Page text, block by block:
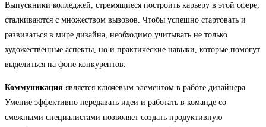
Выпускники колледжей, стремящиеся построить карьеру в этой сфере,
сталкиваются с множеством вызовов. Чтобы успешно стартовать и
развиваться в мире дизайна, необходимо учитывать не только
художественные аспекты, но и практические навыки, которые помогут
выделиться на фоне конкурентов.
Коммуникация является ключевым элементом в работе дизайнера.
Умение эффективно передавать идеи и работать в команде со
смежными специалистами позволяет создать продуктивную